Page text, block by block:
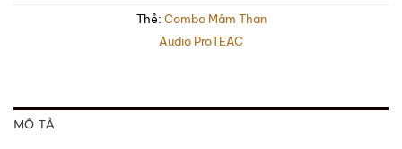
Thẻ: Combo Mâm Than
Audio ProTEAC
MÔ TẢ